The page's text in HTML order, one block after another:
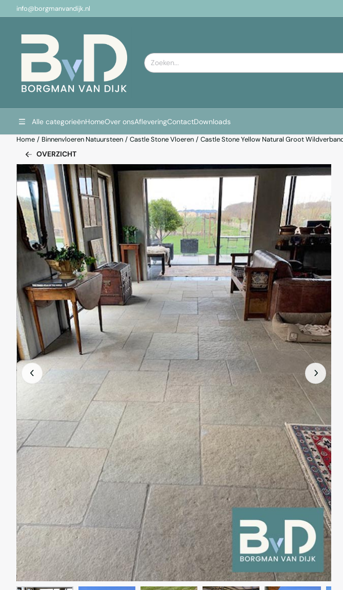
Cookievoorkeuren zijn momenteel gesloten.
info@borgmanvandijk.nl
Zoeken
Alle categorieënHomeOver onsAfleveringContactDownloads
Home / Binnenvloeren Natuursteen / Castle Stone Vloeren / Castle Stone Yellow Natural Groot
OVERZICHT